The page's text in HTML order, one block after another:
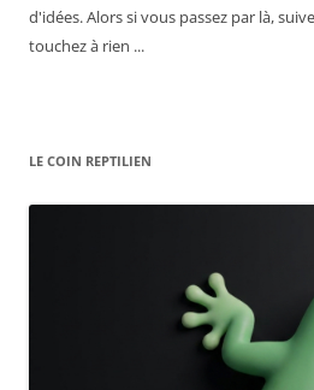
d'idées. Alors si vous passez par là,
touchez à rien ...
LE COIN REPTILIEN